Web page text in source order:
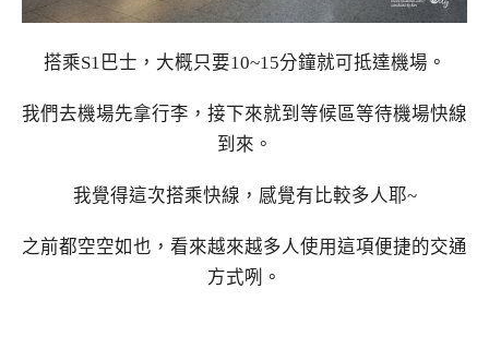
搭乘S1巴士，大概只要10~15分鐘就可抵達機場。
我們去機場先拿行李，接下來就到等候區等待機場快線
到來。
我覺得這次搭乘快線，感覺有比較多人耶~
之前都空空如也，看來越來越多人使用這項便捷的交通
方式咧。